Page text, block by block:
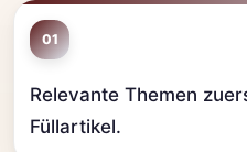
01
Relevante Themen
Füllartikel.